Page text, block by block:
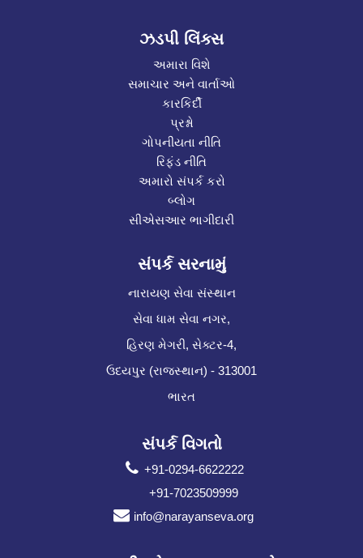
ઝડપી લિંક્સ
અમારા વિશે
સમાચાર અને વાર્તાઓ
કારકિર્દી
પ્રશ્નો
ગોપનીયતા નીતિ
રિફંડ નીતિ
અમારો સંપર્ક કરો
બ્લોગ
સીએસઆર ભાગીદારી
સંપર્ક સરનામું
નારાયણ સેવા સંસ્થાન
સેવા ધામ સેવા નગર,
હિરણ મેગરી, સેક્ટર-4,
ઉદયપુર (રાજસ્થાન) - 313001
ભારત
સંપર્ક વિગતો
+91-0294-6622222
+91-7023509999
info@narayanseva.org